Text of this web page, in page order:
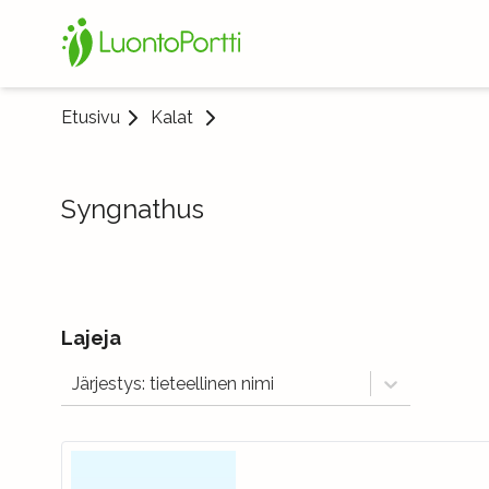
Etusivu Kalat
Syngnathus
Lajeja
Järjestys: tieteellinen nimi